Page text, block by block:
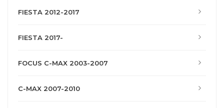
FIESTA 2012-2017
FIESTA 2017-
FOCUS C-MAX 2003-2007
C-MAX 2007-2010